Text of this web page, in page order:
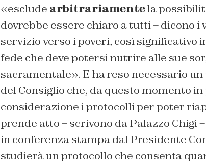
«esclude arbitrariamentela
dovrebbe essere chiaro a tutti – dicono i
servizio verso i poveri, così significativo
fede che deve potersi nutrire alle sue
sacramentale». E ha reso necessario
del Consiglio che, da questo momento
considerazione i protocolli per poter
prende atto – scrivono da Palazzo Chigi
in conferenza stampa dal Presidente
studierà un protocollo che consenta